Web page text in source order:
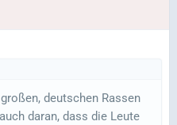
deutschen Rassen
daran, dass die Leute